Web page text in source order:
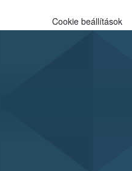
nyomonkövetésével.
Cookie beállítások